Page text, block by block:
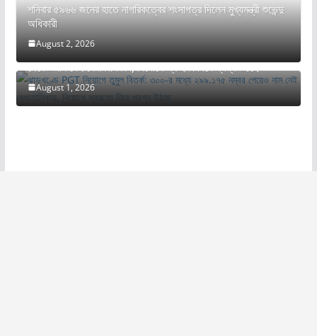
শনিবার ৫৯৬৬ জনের হাতে নাগরিকত্বের শংসাপত্র দিলেন মুখ্যমন্ত্রী শুভেন্দু
অধিকারী
August 2, 2026
ঝাড়খণ্ডে PGT নিয়োগে তুমুল বিতর্ক: ৩০০-র মধ্যে ২৯৯.১৭৫ নম্বর
পেয়েও নাম নেই মেধাতালিকায়, নিয়োগে স্বচ্ছতা নিয়ে প্রশ্ন উঠছে
August 1, 2026